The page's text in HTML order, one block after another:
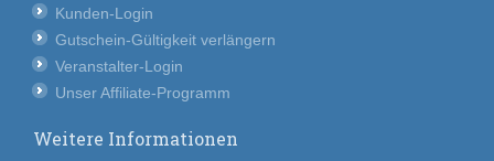
Kunden-Login
Gutschein-Gültigkeit verlängern
Veranstalter-Login
Unser Affiliate-Programm
Weitere Informationen